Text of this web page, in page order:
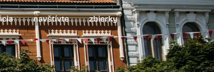
navštívte zbierky